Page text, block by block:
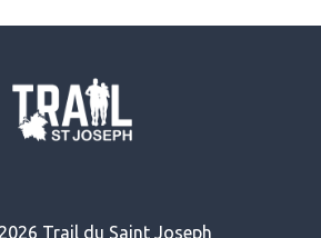
Trail du Saint Joseph